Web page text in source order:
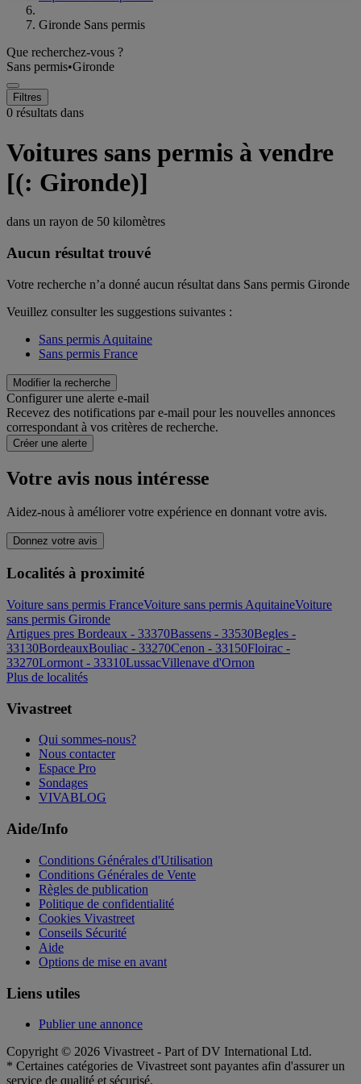
Gironde Sans permis
Que recherchez-vous ?
Sans permis•Gironde
Filtres
0 résultats dans
Voitures sans permis à vendre
[(: Gironde)]
dans un rayon de 50 kilomètres
Aucun résultat trouvé
Votre recherche n’a donné aucun résultat dans Sans permis Gironde
Veuillez consulter les suggestions suivantes :
Sans permis Aquitaine
Sans permis France
Modifier la recherche
Configurer une alerte e-mail
Recevez des notifications par e-mail pour les nouvelles annonces
correspondant à vos critères de recherche.
Créer une alerte
Votre avis nous intéresse
Aidez-nous à améliorer votre expérience en donnant votre avis.
Donnez votre avis
Localités à proximité
Voiture sans permis FranceVoiture sans permis AquitaineVoiture
sans permis Gironde
Artigues pres Bordeaux - 33370Bassens - 33530Begles -
33130BordeauxBouliac - 33270Cenon - 33150Floirac -
33270Lormont - 33310LussacVillenave d'Ornon
Plus de localités
Vivastreet
Qui sommes-nous?
Nous contacter
Espace Pro
Sondages
VIVABLOG
Aide/Info
Conditions Générales d'Utilisation
Conditions Générales de Vente
Règles de publication
Politique de confidentialité
Cookies Vivastreet
Conseils Sécurité
Aide
Options de mise en avant
Liens utiles
Publier une annonce
Copyright © 2026 Vivastreet - Part of DV International Ltd.
* Certaines catégories de Vivastreet sont payantes afin d'assurer un
service de qualité et sécurisé.